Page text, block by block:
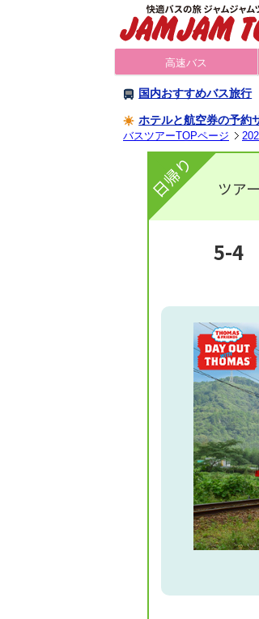
高速バス
国内おすすめバス旅行
ホテルと航空券の予約
バスツアーTOPページ
ツア
日帰り
5-4